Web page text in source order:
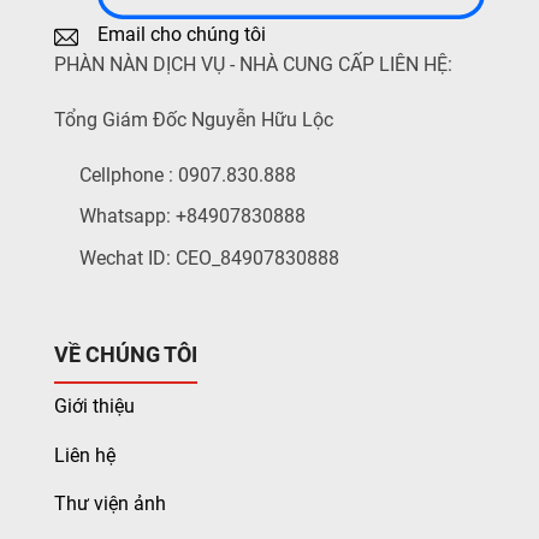
Email cho chúng tôi
PHÀN NÀN DỊCH VỤ - NHÀ CUNG CẤP LIÊN HỆ:
Tổng Giám Đốc Nguyễn Hữu Lộc
Cellphone : 0907.830.888
Whatsapp: +84907830888
Wechat ID: CEO_84907830888
VỀ CHÚNG TÔI
Giới thiệu
Liên hệ
Thư viện ảnh